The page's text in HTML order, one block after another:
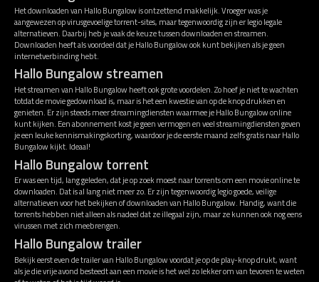
Het downloaden van Hallo Bungalow is ontzettend makkelijk. Vroeger was je
aangewezen op virusgevoelige torrent-sites, maar tegenwoordig zijn er legio legale
alternatieven. Daarbij heb je vaak de keuze tussen downloaden en streamen.
Downloaden heeft als voordeel dat je Hallo Bungalow ook kunt bekijken als je geen
internetverbinding hebt.
Hallo Bungalow streamen
Het streamen van Hallo Bungalow heeft ook grote voordelen. Zo hoef je niet te wachten
totdat de movie gedownload is, maar is het een kwestie van op de knop drukken en
genieten. Er zijn steeds meer streamingdiensten waarmee je Hallo Bungalow online
kunt kijken. Een abonnement kost je geen vermogen en veel streamingdiensten geven
je een leuke kennismakingskorting, waardoor je de eerste maand zelfs gratis naar Hallo
Bungalow kijkt. Ideaal!
Hallo Bungalow torrent
Er was een tijd, lang geleden, dat je op zoek moest naar torrents om een movie online te
downloaden. Dat is al lang niet meer zo. Er zijn tegenwoordig legio goede, veilige
alternatieven voor het bekijken of downloaden van Hallo Bungalow. Handig, want die
torrents hebben niet alleen als nadeel dat ze illegaal zijn, maar ze kunnen ook nog eens
virussen met zich meebrengen.
Hallo Bungalow trailer
Bekijk eerst even de trailer van Hallo Bungalow voordat je op de play-knop drukt, want
als je die vrije avond besteedt aan een movie is het wel zo lekker om van tevoren te weten